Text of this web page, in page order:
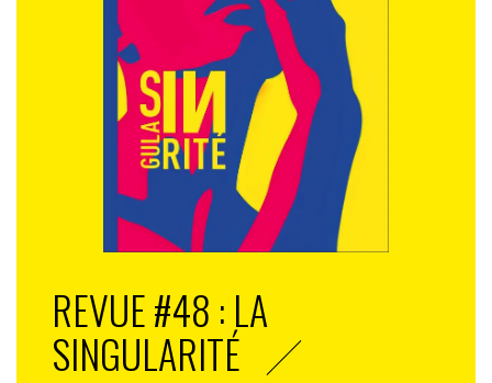
REVUE #48 : LA
SINGULARITÉ